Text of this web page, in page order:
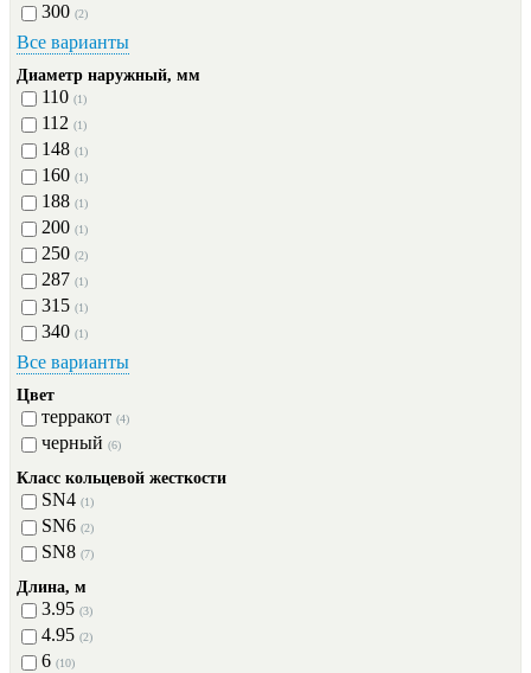
300 (2)
Все варианты
Диаметр наружный, мм
110 (1)
112 (1)
148 (1)
160 (1)
188 (1)
200 (1)
250 (2)
287 (1)
315 (1)
340 (1)
Все варианты
Цвет
терракот (4)
черный (6)
Класс кольцевой жесткости
SN4 (1)
SN6 (2)
SN8 (7)
Длина, м
3.95 (3)
4.95 (2)
6 (10)